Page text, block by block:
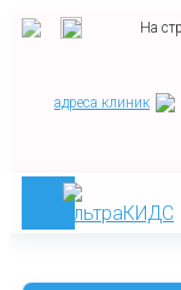
адреса клиник
На